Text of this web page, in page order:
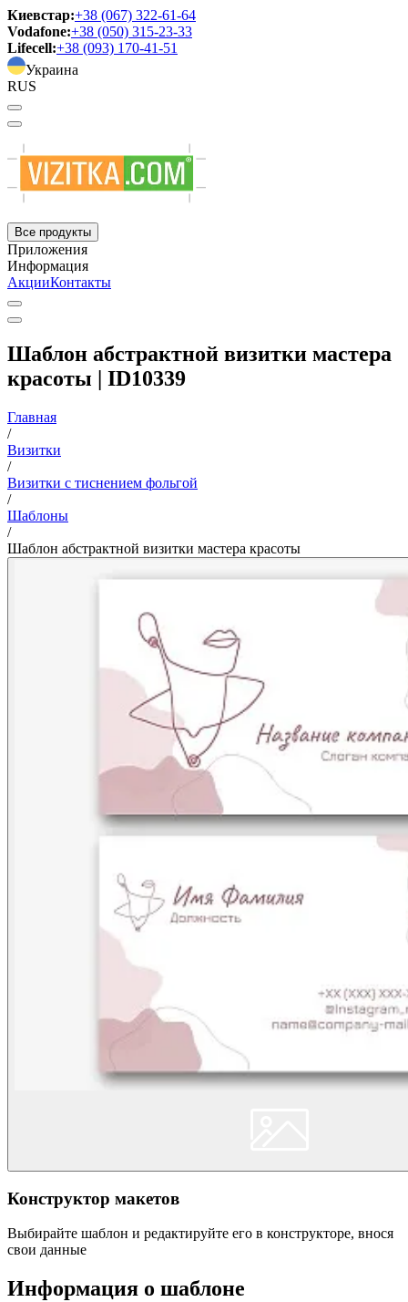
Киевстар:+38 (067) 322-61-64
Vodafone:+38 (050) 315-23-33
Lifecell:+38 (093) 170-41-51
Украина
RUS
Все продукты
Приложения
Информация
АкцииКонтакты
Шаблон абстрактной визитки мастера
красоты | ID10339
Главная
/
Визитки
/
Визитки с тиснением фольгой
/
Шаблоны
/
Шаблон абстрактной визитки мастера красоты
Конструктор макетов
Выбирайте шаблон и редактируйте его в конструкторе, внося
свои данные
Информация о шаблоне